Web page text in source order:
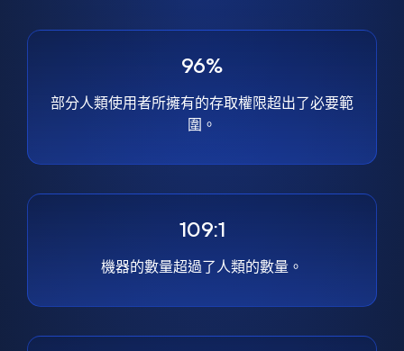
96%
部分人類使用者所擁有的存取權限超出了必要範
圍。
109:1
機器的數量超過了人類的數量。